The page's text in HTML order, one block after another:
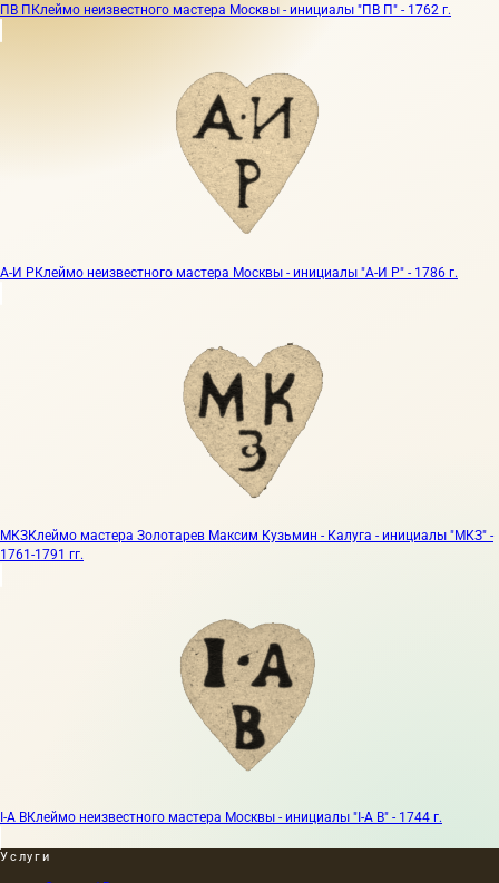
ПВ ПКлеймо неизвестного мастера Москвы - инициалы "ПВ П" - 1762 г.
А-И РКлеймо неизвестного мастера Москвы - инициалы "А-И Р" - 1786 г.
МКЗКлеймо мастера Золотарев Максим Кузьмин - Калуга - инициалы "МКЗ" -
1761-1791 гг.
I-A BКлеймо неизвестного мастера Москвы - инициалы "I-A B" - 1744 г.
Услуги